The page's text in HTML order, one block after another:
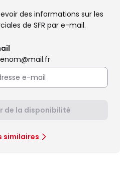
des informations sur les
de SFR par e-mail.
de la disponibilité
similaires